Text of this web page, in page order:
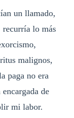
un llamado,
recurría lo más
malignos,
paga no era
de
mi labor.